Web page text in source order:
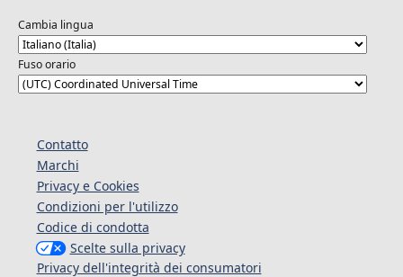
Cambia lingua
Fuso orario
Contatto
Marchi
Privacy e Cookies
Condizioni per l'utilizzo
Codice di condotta
Scelte sulla privacy
Privacy dell'integrità dei consumatori